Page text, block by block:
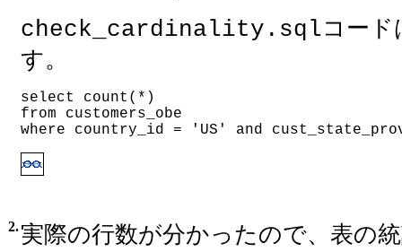
check_cardinality.sqlコー
す。
select count(*)
from customers_obe
where country_id = 'US' and
2.実際の行数が分かったので、表の